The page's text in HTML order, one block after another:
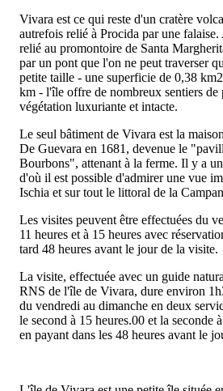
Vivara est ce qui reste d'un cratère
autrefois relié à Procida par une
relié au promontoire de Santa
par un pont que l'on ne peut traverser
petite taille - une superficie de 0,38
km - l'île offre de nombreux sentiers de
végétation luxuriante et intacte.
Le seul bâtiment de Vivara est la
De Guevara en 1681, devenue le
Bourbons", attenant à la ferme. Il y a
d'où il est possible d'admirer une vue
Ischia et sur tout le littoral de la
Les visites peuvent être effectuées du
11 heures et à 15 heures avec
tard 48 heures avant le jour de la visite.
La visite, effectuée avec un guide
RNS de l'île de Vivara, dure environ
du vendredi au dimanche en deux
le second à 15 heures.00 et la seconde
en payant dans les 48 heures avant le